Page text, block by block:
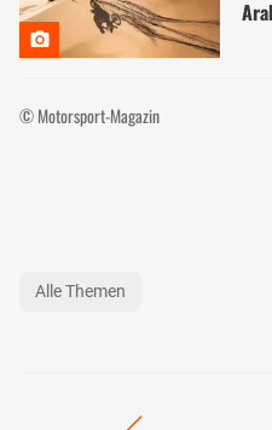
© Motorsport-Magazin
Alle Themen